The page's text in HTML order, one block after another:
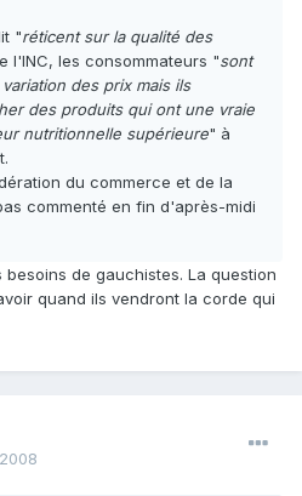
"réticent sur la qualité des
l'INC, les consommateurs "sont
des prix mais ils
des produits qui ont une vraie
nutritionnelle supérieure" à
du commerce et de la
commenté en fin d'après-midi
de gauchistes. La question
quand ils vendront la corde qui